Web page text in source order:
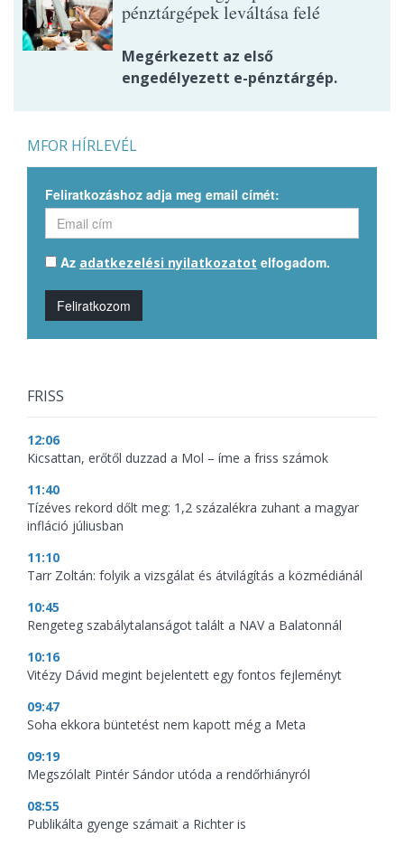
pénztárgépek leváltása felé
Megérkezett az első
engedélyezett e-pénztárgép.
MFOR HÍRLEVÉL
Feliratkozáshoz adja meg email címét:
Az adatkezelési nyilatkozatot elfogadom.
Feliratkozom
FRISS
12:06
Kicsattan, erőtől duzzad a Mol – íme a friss számok
11:40
Tízéves rekord dőlt meg: 1,2 százalékra zuhant a magyar
infláció júliusban
11:10
Tarr Zoltán: folyik a vizsgálat és átvilágítás a közmédiánál
10:45
Rengeteg szabálytalanságot talált a NAV a Balatonnál
10:16
Vitézy Dávid megint bejelentett egy fontos fejleményt
09:47
Soha ekkora büntetést nem kapott még a Meta
09:19
Megszólalt Pintér Sándor utóda a rendőrhiányról
08:55
Publikálta gyenge számait a Richter is